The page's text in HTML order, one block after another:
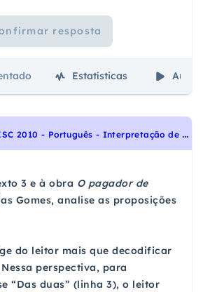
resposta
Estatísticas Aulas
U
DESC 2010 - Português - Interpretação de Textos
3 e à obra O pagador de
Gomes, analise as proposições
do leitor mais que decodificar
perspectiva, para
“Das duas” (linha 3), o leitor